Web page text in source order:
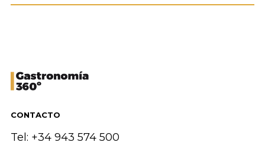
CONTACTO
Tel: +34 943 574 500